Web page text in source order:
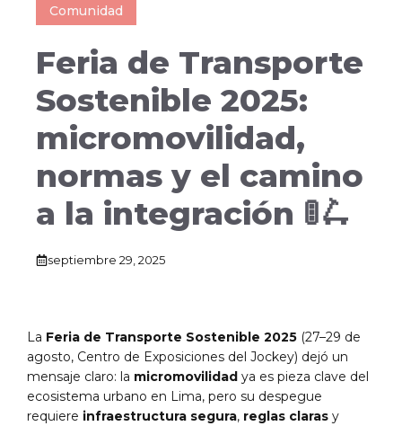
Comunidad
Feria de Transporte
Sostenible 2025:
micromovilidad,
normas y el camino
a la integración 🚦🛴
septiembre 29, 2025
La Feria de Transporte Sostenible 2025 (27–29 de
agosto, Centro de Exposiciones del Jockey) dejó un
mensaje claro: la micromovilidad ya es pieza clave del
ecosistema urbano en Lima, pero su despegue
requiere infraestructura segura, reglas claras y